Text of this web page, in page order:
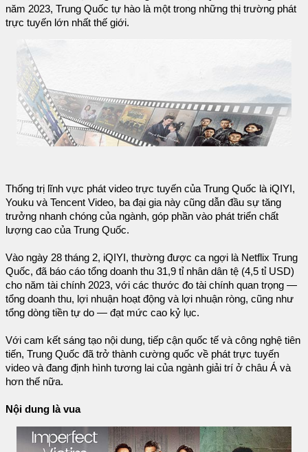
năm 2023, Trung Quốc tự hào là một trong những thị trường phát
trực tuyến lớn nhất thế giới.
Thống trị lĩnh vực phát video trực tuyến của Trung Quốc là iQIYI,
Youku và Tencent Video, ba đại gia này cũng dẫn đầu sự tăng
trưởng nhanh chóng của ngành, góp phần vào phát triển chất
lượng cao của Trung Quốc.
Vào ngày 28 tháng 2, iQIYI, thường được ca ngợi là Netflix Trung
Quốc, đã báo cáo tổng doanh thu 31,9 tỉ nhân dân tệ (4,5 tỉ USD)
cho năm tài chính 2023, với các thước đo tài chính quan trọng —
tổng doanh thu, lợi nhuận hoạt động và lợi nhuận ròng, cũng như
tổng dòng tiền tự do — đạt mức cao kỷ lục.
Với cam kết sáng tạo nội dung, tiếp cận quốc tế và công nghệ tiên
tiến, Trung Quốc đã trở thành cường quốc về phát trực tuyến
video và đang định hình tương lai của ngành giải trí ở châu Á và
hơn thế nữa.
Nội dung là vua